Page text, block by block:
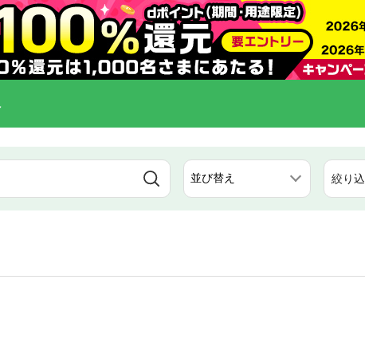
絞り